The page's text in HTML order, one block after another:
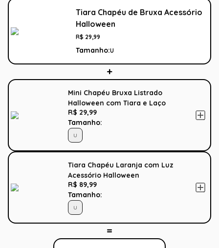
Tiara Chapéu de Bruxa Acessório
Halloween
R$ 29,99
Tamanho:U
Mini Chapéu Bruxa Listrado
Halloween com Tiara e Laço
R$ 29,99
Tamanho:
U
Tiara Chapéu Laranja com Luz
Acessório Halloween
R$ 89,99
Tamanho:
U